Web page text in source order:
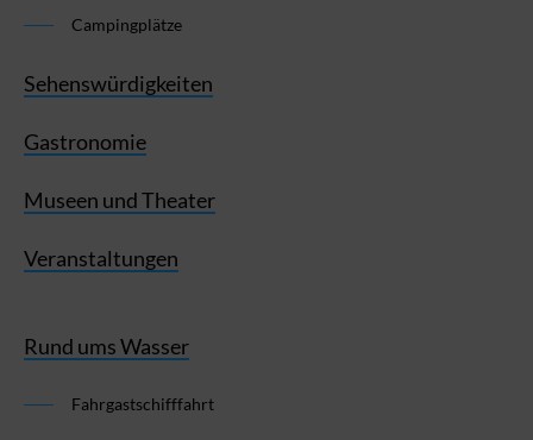
Campingplätze
Sehenswürdigkeiten
Gastronomie
Museen und Theater
Veranstaltungen
Rund ums Wasser
Fahrgastschifffahrt